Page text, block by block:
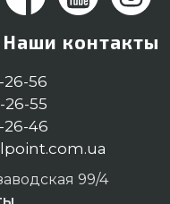
Наши контакты
26-56
26-55
26-46
99/4